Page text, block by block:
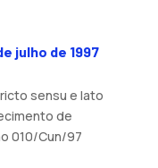
julho de 1997
sensu e lato
de
010/Cun/97